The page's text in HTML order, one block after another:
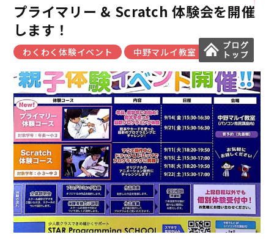
プライマリー & Scratch 体験会を開催
します！
わくわく体験イベント 中野マルイ教室